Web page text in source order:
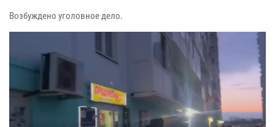
Возбуждено уголовное дело.